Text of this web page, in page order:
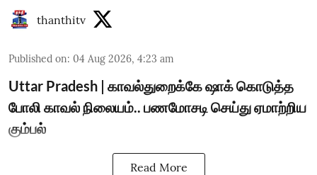
thanthitv
Published on: 04 Aug 2026, 4:23 am
Uttar Pradesh | காவல்துறைக்கே ஷாக் கொடுத்த
போலி காவல் நிலையம்.. பணமோசடி செய்து ஏமாற்றிய
கும்பல்
Read More